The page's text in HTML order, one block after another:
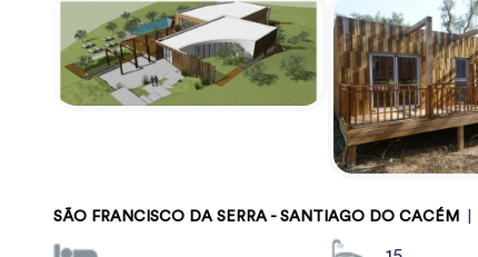
SÃO FRANCISCO DA SERRA - SANTIAGO DO CACÉM